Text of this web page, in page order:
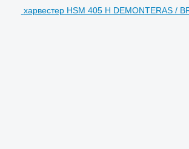
харвестер HSM 405 H DEMONTERAS /